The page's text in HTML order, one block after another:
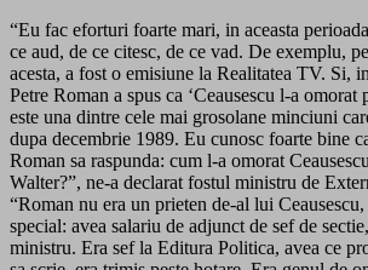
“Eu fac eforturi foarte mari, in aceasta
ce aud, de ce citesc, de ce vad. De exemplu,
acesta, a fost o emisiune la Realitatea TV. Si,
Petre Roman a spus ca ‘Ceausescu l-a omorat
este una dintre cele mai grosolane minciuni
dupa decembrie 1989. Eu cunosc foarte bine
Roman sa raspunda: cum l-a omorat
Walter?”, ne-a declarat fostul ministru de
“Roman nu era un prieten de-al lui
special: avea salariu de adjunct de sef de
ministru. Era sef la Editura Politica, avea ce